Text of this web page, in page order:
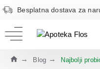
Besplatna dostava za
Blog Najbolji